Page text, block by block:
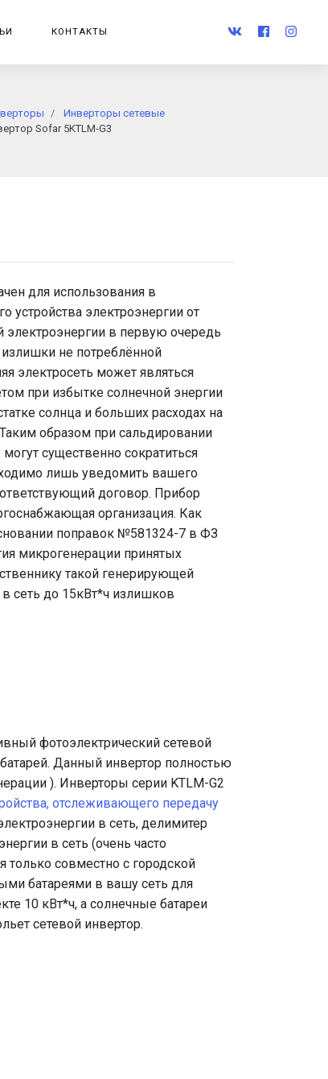
КОНТАКТЫ
Инверторы сетевые
Sofar 5KTLM-G3
для использования в
устройства электроэнергии от
электроэнергии в первую очередь
не потреблённой
электросеть может являться
при избытке солнечной энергии
солнца и больших расходах на
образом при сальдировании
существенно сократиться
лишь уведомить вашего
договор. Прибор
организация. Как
поправок №581324-7 в ФЗ
микрогенерации принятых
такой генерирующей
сеть до 15кВт*ч излишков
фотоэлектрический сетевой
Данный инвертор полностью
). Инверторы серии KTLM-G2
отслеживающего передачу
в сеть, делимитер
в сеть (очень часто
только совместно с городской
батареями в вашу сеть для
10 кВт*ч, а солнечные батареи
сетевой инвертор.